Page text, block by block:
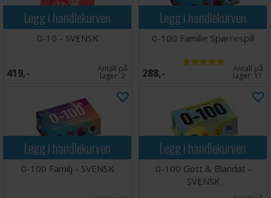
Legg i handlekurven
0-10 - SVENSK
419,- Antall på
lager:2
Legg i handlekurven
0-100 Familie Spørrespill
288,- Antall på
lager: 11
Legg i handlekurven
0-100 Familj - SVENSK
Legg i handlekurven
0-100 Gott & Blandat -
SVENSK